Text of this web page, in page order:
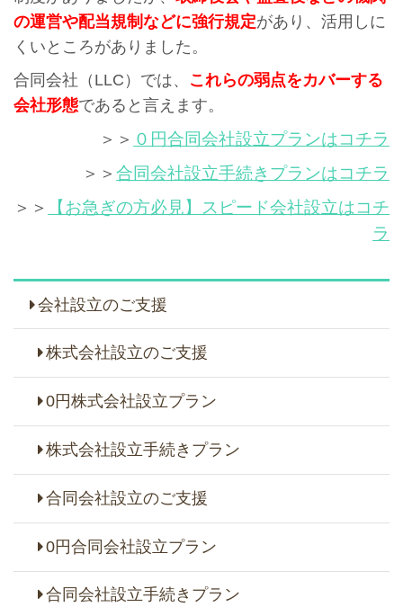
の運営や配当規制などに強行規定があり、活用しに
くいところがありました。
合同会社（LLC）では、
これらの弱点をカバーする
会社形態であると言えます。
＞＞ ０円合同会社設立プランはコチラ
＞＞合同会社設立手続きプランはコチラ
＞＞
【お急ぎの方必見】スピード会社設立はコチ
ラ
会社設立のご支援
株式会社設立のご支援
0円株式会社設立プラン
株式会社設立手続きプラン
合同会社設立のご支援
0円合同会社設立プラン
合同会社設立手続きプラン